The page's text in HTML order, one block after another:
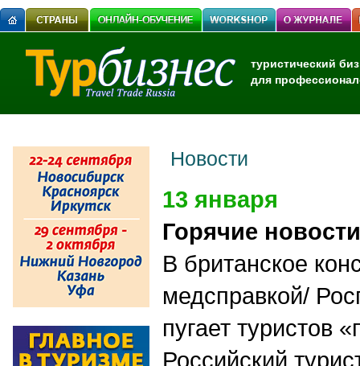
туристический
для
Новости
13 января
Горячие новости
В британское
медсправкой/
пугает туристов
Российский